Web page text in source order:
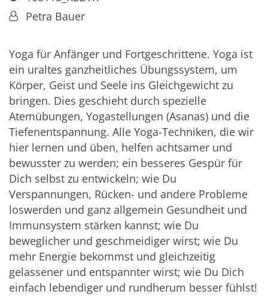
Von:Petra Bauer
Yoga für Anfänger und Fortgeschrittene. Yoga ist
ein uraltes ganzheitliches Übungssystem, um
Körper, Geist und Seele ins Gleichgewicht zu
bringen. Dies geschieht durch spezielle
Atemübungen, Yogastellungen (Asanas) und die
Tiefenentspannung. Alle Yoga-Techniken, die wir
hier lernen und üben, helfen achtsamer und
bewusster zu werden; ein besseres Gespür für
Dich selbst zu entwickeln; wie Du
Verspannungen, Rücken- und andere Probleme
loswerden und ganz allgemein Gesundheit und
Immunsystem stärken kannst; wie Du
beweglicher und geschmeidiger wirst; wie Du
mehr Energie bekommst und gleichzeitig
gelassener und entspannter wirst; wie Du Dich
einfach lebendiger und rundherum besser fühlst!